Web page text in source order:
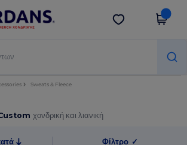
Wordans
στην εφαρμογή!
Λήψη app
Sweats & Fleece
χονδρική και λιανική
Φίλτρο ✓